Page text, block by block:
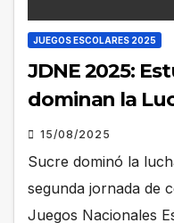
JUEGOS ESCOLARES 2025
JDNE 2025:
dominan la
15/08/2025
Sucre dominó la
segunda jornada de
Juegos Nacionales